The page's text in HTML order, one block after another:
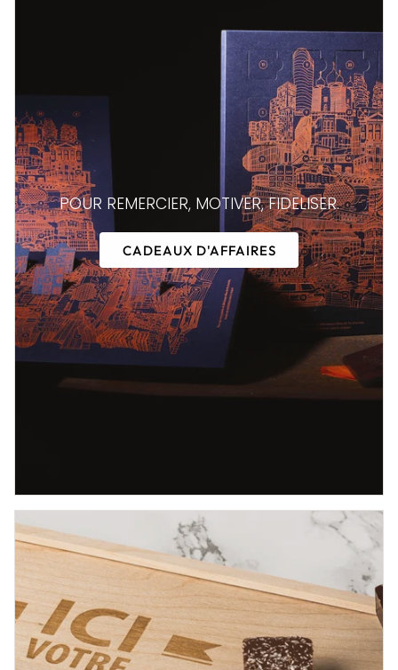
POUR REMERCIER, MOTIVER, FIDELISER.
CADEAUX D'AFFAIRES